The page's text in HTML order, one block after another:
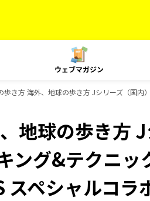
ウェブマガジン
歩き方 海外、地球の歩き方 Jシリーズ（国内
地球の歩き方
グ&テクニッ
スペシャルコラ